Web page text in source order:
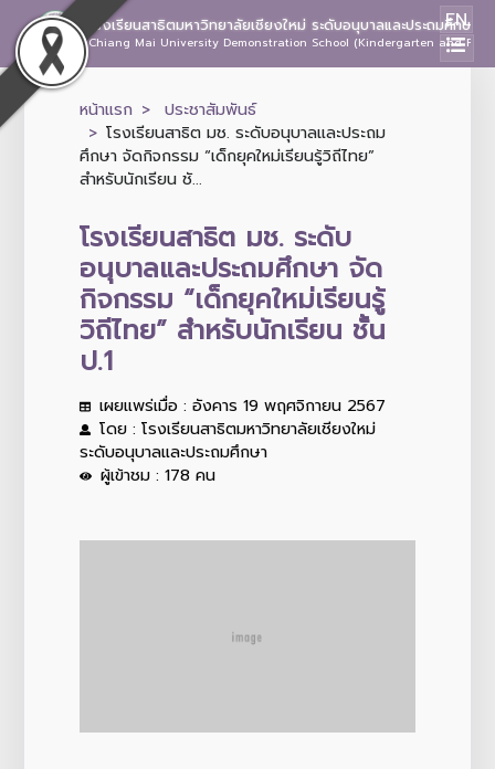
โรงเรียนสาธิตมหาวิทยาลัยเชียงใหม่ ระดับอนุบาลและประถมศึกษา
Chiang Mai University Demonstration School (Kindergarten and
EN
หน้าแรก
ประชาสัมพันธ์
โรงเรียนสาธิต มช. ระดับอนุบาลและประถม
ศึกษา จัดกิจกรรม “เด็กยุคใหม่เรียนรู้วิถีไทย”
สำหรับนักเรียน ชั...
โรงเรียนสาธิต มช. ระดับ
อนุบาลและประถมศึกษา จัด
กิจกรรม “เด็กยุคใหม่เรียนรู้
วิถีไทย” สำหรับนักเรียน ชั้น
ป.1
เผยแพร่เมื่อ : อังคาร 19 พฤศจิกายน 2567
โดย : โรงเรียนสาธิตมหาวิทยาลัยเชียงใหม่
ระดับอนุบาลและประถมศึกษา
ผู้เข้าชม : 178 คน